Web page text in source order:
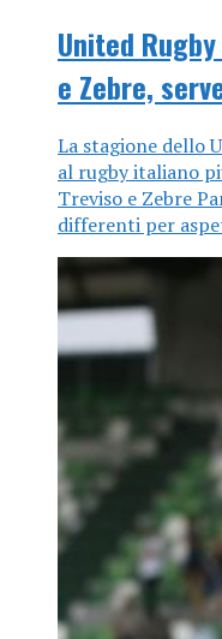
United
e Zebre,
La stagione dello
al rugby italiano
Treviso e Zebre
differenti per